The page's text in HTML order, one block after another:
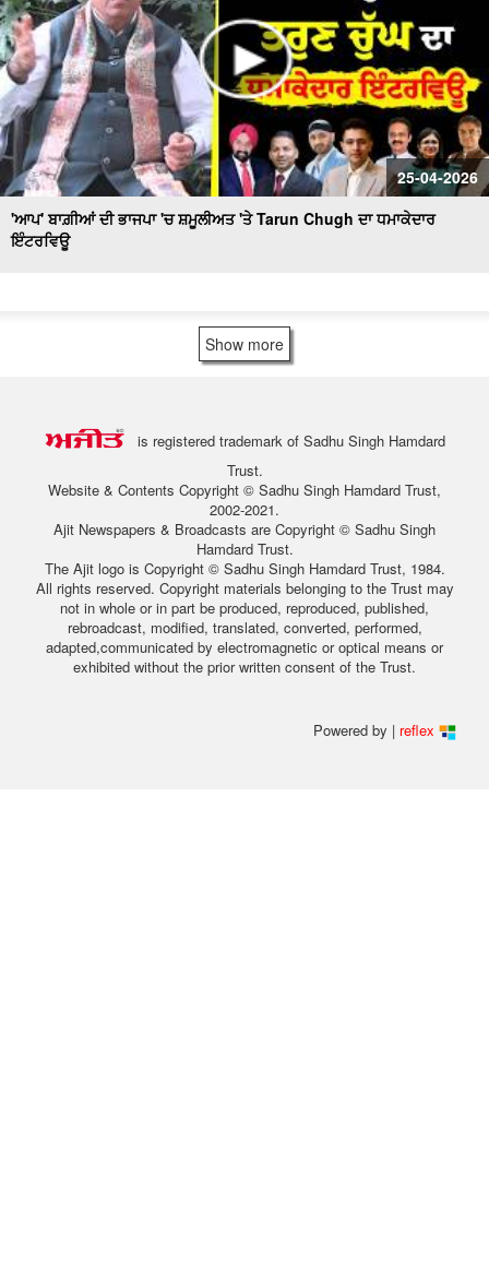
25-04-2026
'ਆਪ' ਬਾਗ਼ੀਆਂ ਦੀ ਭਾਜਪਾ 'ਚ ਸ਼ਮੂਲੀਅਤ 'ਤੇ Tarun Chugh ਦਾ ਧਮਾਕੇਦਾਰ
ਇੰਟਰਵਿਊ
Show more
is registered trademark of Sadhu Singh Hamdard
Trust.
Website & Contents Copyright © Sadhu Singh Hamdard Trust,
2002-2021.
Ajit Newspapers & Broadcasts are Copyright © Sadhu Singh
Hamdard Trust.
The Ajit logo is Copyright © Sadhu Singh Hamdard Trust, 1984.
All rights reserved. Copyright materials belonging to the Trust may
not in whole or in part be produced, reproduced, published,
rebroadcast, modified, translated, converted, performed,
adapted,communicated by electromagnetic or optical means or
exhibited without the prior written consent of the Trust.
Powered by | reflex